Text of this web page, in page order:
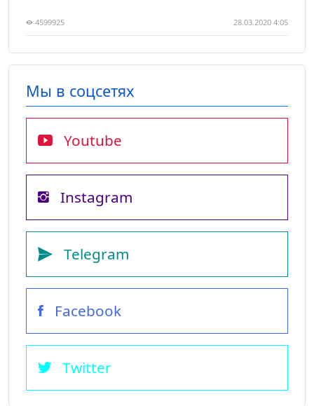
4599925 28.03.2020 4:05
Мы в соцсетях
Youtube
Instagram
Telegram
Facebook
Twitter